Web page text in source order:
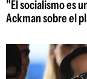
"El socialismo es
Ackman sobre el